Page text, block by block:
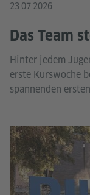
23.07.2026
Das Team
Hinter jedem
erste Kurswoche
spannenden